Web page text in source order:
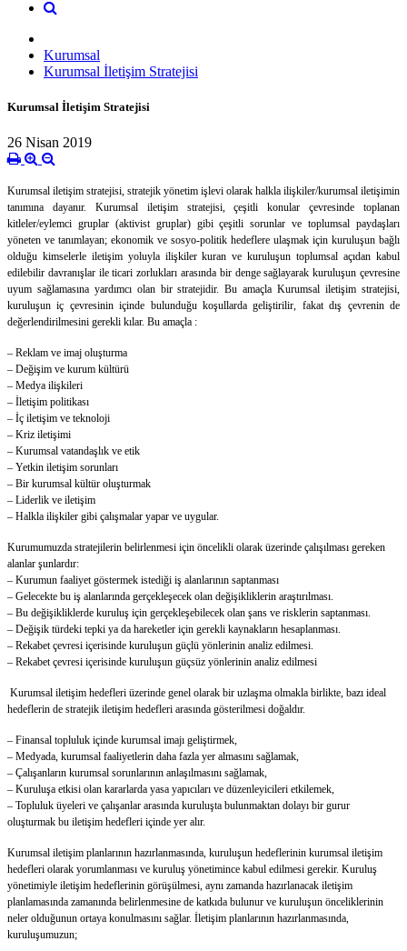
Kurumsal
Kurumsal İletişim Stratejisi
Kurumsal İletişim Stratejisi
26 Nisan 2019
Kurumsal iletişim stratejisi, stratejik yönetim işlevi olarak halkla ilişkiler/kurumsal iletişimin
tanımına dayanır. Kurumsal iletişim stratejisi, çeşitli konular çevresinde toplanan
kitleler/eylemci gruplar (aktivist gruplar) gibi çeşitli sorunlar ve toplumsal paydaşları
yöneten ve tanımlayan; ekonomik ve sosyo-politik hedeflere ulaşmak için kuruluşun bağlı
olduğu kimselerle iletişim yoluyla ilişkiler kuran ve kuruluşun toplumsal açıdan kabul
edilebilir davranışlar ile ticari zorlukları arasında bir denge sağlayarak kuruluşun çevresine
uyum sağlamasına yardımcı olan bir stratejidir. Bu amaçla Kurumsal iletişim stratejisi,
kuruluşun iç çevresinin içinde bulunduğu koşullarda geliştirilir, fakat dış çevrenin de
değerlendirilmesini gerekli kılar. Bu amaçla :
– Reklam ve imaj oluşturma
– Değişim ve kurum kültürü
– Medya ilişkileri
– İletişim politikası
– İç iletişim ve teknoloji
– Kriz iletişimi
– Kurumsal vatandaşlık ve etik
– Yetkin iletişim sorunları
– Bir kurumsal kültür oluşturmak
– Liderlik ve iletişim
– Halkla ilişkiler gibi çalışmalar yapar ve uygular.
Kurumumuzda stratejilerin belirlenmesi için öncelikli olarak üzerinde çalışılması gereken
alanlar şunlardır:
– Kurumun faaliyet göstermek istediği iş alanlarının saptanması
– Gelecekte bu iş alanlarında gerçekleşecek olan değişikliklerin araştırılması.
– Bu değişikliklerde kuruluş için gerçekleşebilecek olan şans ve risklerin saptanması.
– Değişik türdeki tepki ya da hareketler için gerekli kaynakların hesaplanması.
– Rekabet çevresi içerisinde kuruluşun güçlü yönlerinin analiz edilmesi.
– Rekabet çevresi içerisinde kuruluşun güçsüz yönlerinin analiz edilmesi
Kurumsal iletişim hedefleri üzerinde genel olarak bir uzlaşma olmakla birlikte, bazı ideal
hedeflerin de stratejik iletişim hedefleri arasında gösterilmesi doğaldır.
– Finansal topluluk içinde kurumsal imajı geliştirmek,
– Medyada, kurumsal faaliyetlerin daha fazla yer almasını sağlamak,
– Çalışanların kurumsal sorunlarının anlaşılmasını sağlamak,
– Kuruluşa etkisi olan kararlarda yasa yapıcıları ve düzenleyicileri etkilemek,
– Topluluk üyeleri ve çalışanlar arasında kuruluşta bulunmaktan dolayı bir gurur
oluşturmak bu iletişim hedefleri içinde yer alır.
Kurumsal iletişim planlarının hazırlanmasında, kuruluşun hedeflerinin kurumsal iletişim
hedefleri olarak yorumlanması ve kuruluş yönetimince kabul edilmesi gerekir. Kuruluş
yönetimiyle iletişim hedeflerinin görüşülmesi, aynı zamanda hazırlanacak iletişim
planlamasında zamanında belirlenmesine de katkıda bulunur ve kuruluşun önceliklerinin
neler olduğunun ortaya konulmasını sağlar. İletişim planlarının hazırlanmasında,
kuruluşumuzun;